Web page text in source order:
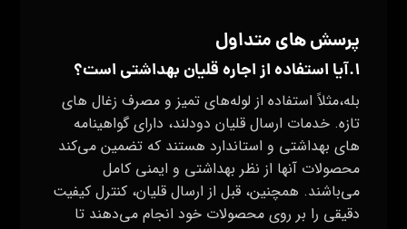
پرسش های متداول
۱.آیا استفاده از اجاره قلیان بهداشتی است؟
بله،مثلاً استفاده از لوله‌های تمیز و مصرف زغال های
تازه. خدمات ارسال قلیان دودلند، دارای گواهینامه‌
های بهداشتی و استاندارد هستند که تضمین می‌کند
محصولات آنها از نظر بهداشتی و ایمنی کامل
می‌باشند. همچنین، قبل از ارسال قلیان، کنترل کیفیت
دقیقی را بر روی محصولات خود انجام می‌دهند تا